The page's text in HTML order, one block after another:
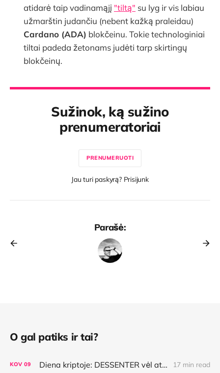
atidarė taip vadinamąjį "tiltą" su lyg ir vis labiau
užmarštin judančiu (nebent kažką praleidau)
Cardano (ADA) blokčeinu. Tokie technologiniai
tiltai padeda žetonams judėti tarp skirtingų
blokčeinų.
Sužinok, ką sužino
prenumeratoriai
PRENUMERUOTI
Jau turi paskyrą? Prisijunk
Parašė:
O gal patiks ir tai?
KOV 09 Diena kriptoje: DESSENTER vėl atsinaujino, istorinė Bitkoino savaitė, AI pasirinkimai, lietuviška MiCA 17 min read